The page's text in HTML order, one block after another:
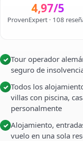
4,97/5
ProvenExpert · 108
✓ Tour operador
seguro de
✓ Todos los
villas con piscina,
personalmente
✓ Alojamiento,
vuelo en una sola